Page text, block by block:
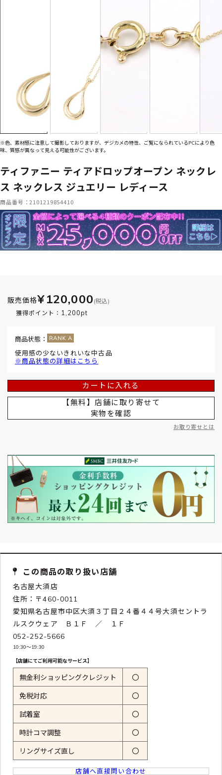
※色、素材感に注意して撮影しておりますが、デジカメの特性、ご覧になられているPCにより色
味、質感が異なって見える可能性がございます。
ティファニー ティアドロップオープン ネックレ
ス ネックレス ジュエリー レディース
商品番号：2101219854410
販売価格¥120,000 (税込)
獲得ポイント： 1,200pt
商品状態：
使用感の少ないきれいな中古品
※商品状態の詳細はこちら
カートに入れる
【無料】店舗に取り寄せて
実物を確認
お取り寄せとは
この商品の取り扱い店舗
名古屋大須店
住所：〒460-0011
愛知県名古屋市中区大須３丁目２４番４４号大須セントラ
ルスクウェア Ｂ１Ｆ ／ １Ｆ
052-252-5666
10:30〜19:30
【店舗にてご利用可能なサービス】
無金利ショッピングクレジット 〇
免税対応 〇
試着室 〇
時計コマ調整 〇
リングサイズ直し 〇
店舗へ直接問い合わせ